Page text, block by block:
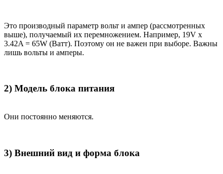
Это производный параметр вольт и ампер (рассмотренных
выше), получаемый их перемножением. Например, 19V x
3.42A = 65W (Ватт). Поэтому он не важен при выборе. Важны
лишь вольты и амперы.
2) Модель блока питания
Они постоянно меняются.
3) Внешний вид и форма блока